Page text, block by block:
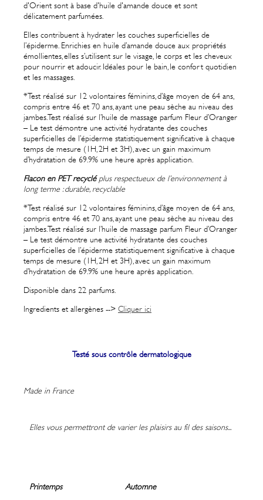
d'Orient sont à base d'huile d'amande douce et sont
délicatement parfumées.
Elles contribuent à hydrater les couches superficielles de
l’épiderme. Enrichies en huile d’amande douce aux propriétés
émollientes, elles s’utilisent sur le visage, le corps et les cheveux
pour nourrir et adoucir. Idéales pour le bain, le confort quotidien
et les massages.
*Test réalisé sur 12 volontaires féminins, d’âge moyen de 64 ans,
compris entre 46 et 70 ans, ayant une peau sèche au niveau des
jambes. Test réalisé sur l’huile de massage parfum Fleur d’Oranger
– Le test démontre une activité hydratante des couches
superficielles de l’épiderme statistiquement significative à chaque
temps de mesure (1H, 2H et 3H), avec un gain maximum
d’hydratation de 69.9% une heure après application.
Flacon en PET recycléplus respectueux de l’environnement à
long terme : durable, recyclable
*Test réalisé sur 12 volontaires féminins, d’âge moyen de 64 ans,
compris entre 46 et 70 ans, ayant une peau sèche au niveau des
jambes. Test réalisé sur l’huile de massage parfum Fleur d’Oranger
– Le test démontre une activité hydratante des couches
superficielles de l’épiderme statistiquement significative à chaque
temps de mesure (1H, 2H et 3H), avec un gain maximum
d’hydratation de 69.9% une heure après application.
Disponible dans 22 parfums.
Ingredients et allergènes --> Cliquer ici
Testé sous contrôle dermatologique
Made in France
Elles vous permettront de varier les plaisirs au fil des saisons...
Printemps
Automne